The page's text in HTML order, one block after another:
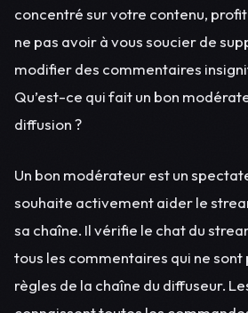
concentré sur votre contenu,
ne pas avoir à vous soucier de
modifier des commentaires
Qu’est-ce qui fait un bon
diffusion ?
Un bon modérateur est un
souhaite activement aider le
sa chaîne. Il vérifie le chat du
tous les commentaires qui ne
règles de la chaîne du diffuseur.